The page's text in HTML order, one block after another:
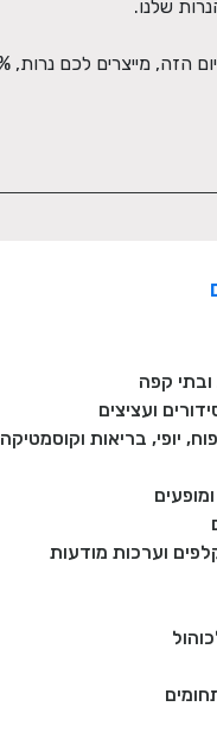
קפה
ועציצים
יופי, בריאות וקוסמטיקה
וערכות מודעות